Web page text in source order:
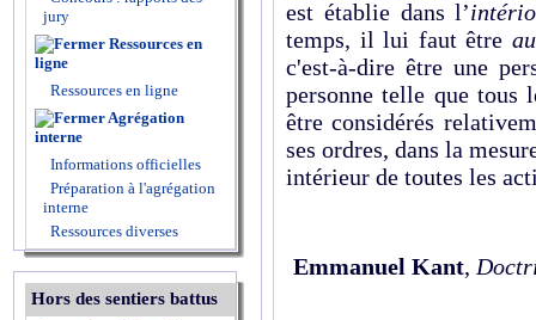
jury
Ressources en
ligne
Ressources en ligne
Agrégation
interne
Informations officielles
Préparation à l'agrégation
interne
Ressources diverses
Hors des sentiers battus
est établie dans l’
temps, il lui faut être
c'est-à-dire être une
personne telle que tous
être considérés
ses ordres, dans la
intérieur de toutes les
Emmanuel Kant,